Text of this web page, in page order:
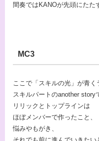
間奏ではKANOが先頭にたた
MC3
ここで「スキルの光」が青く
スキルパートのanother story
リリックとトップラインは
ほぼメンバーで作ったこと、
悩みやもがき、